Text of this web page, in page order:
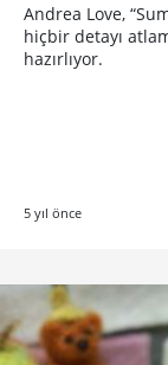
Andrea Love,
hiçbir detayı
hazırlıyor.
5 yıl önce